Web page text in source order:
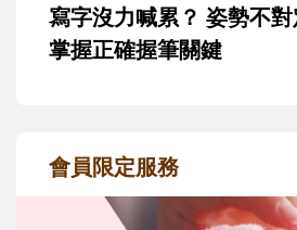
寫字沒力喊累？ 姿勢不對
掌握正確握筆關鍵
會員限定服務